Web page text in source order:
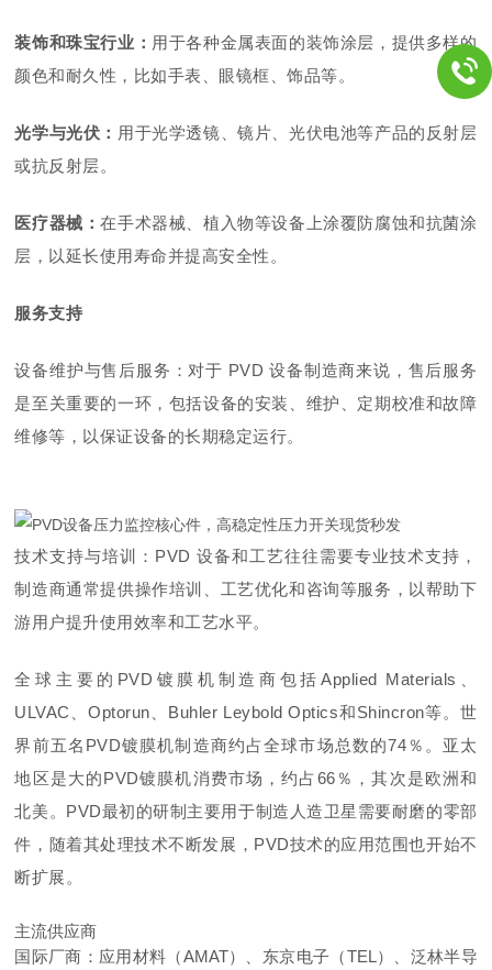
装饰和珠宝行业： 用于各种金属表面的装饰涂层，提供多样的
颜色和耐久性，比如手表、眼镜框、饰品等。
光学与光伏： 用于光学透镜、镜片、光伏电池等产品的反射层
或抗反射层。
医疗器械：在手术器械、植入物等设备上涂覆防腐蚀和抗菌涂
层，以延长使用寿命并提高安全性。
服务支持
设备维护与售后服务：对于 PVD 设备制造商来说，售后服务
是至关重要的一环，包括设备的安装、维护、定期校准和故障
维修等，以保证设备的长期稳定运行。
技术支持与培训：PVD 设备和工艺往往需要专业技术支持，
制造商通常提供操作培训、工艺优化和咨询等服务，以帮助下
游用户提升使用效率和工艺水平。
全球主要的PVD镀膜机制造商包括Applied Materials、
ULVAC、Optorun、Buhler Leybold Optics和Shincron等。世
界前五名PVD镀膜机制造商约占全球市场总数的74％。亚太
地区是大的PVD镀膜机消费市场，约占66％，其次是欧洲和
北美。PVD最初的研制主要用于制造人造卫星需要耐磨的零部
件，随着其处理技术不断发展，PVD技术的应用范围也开始不
断扩展。
主流供应商
国际厂商：应用材料（AMAT）、东京电子（TEL）、泛林半导